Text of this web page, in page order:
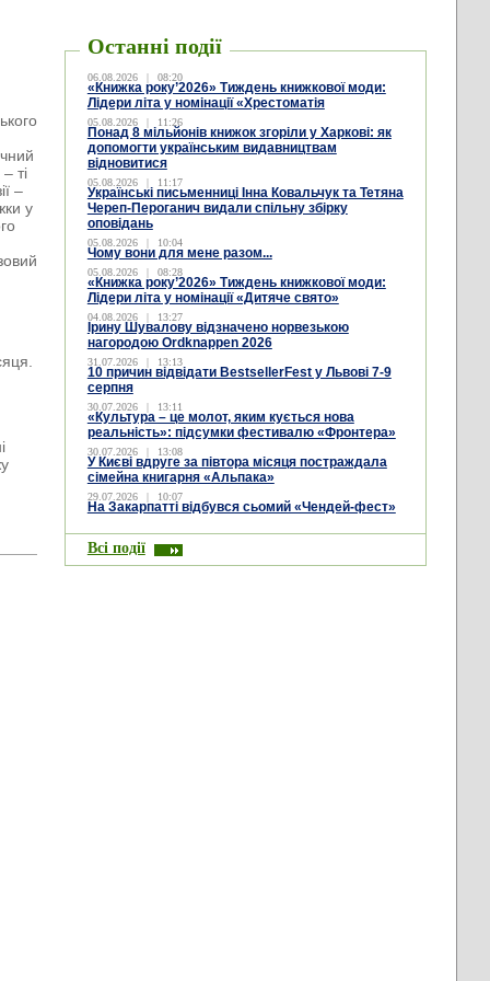
ті
–
у
Останні події
06.08.2026 | 08:20
«Книжка року’2026» Тиждень книжкової моди:
Лідери літа у номінації «Хрестоматія
05.08.2026 | 11:26
Понад 8 мільйонів книжок згоріли у Харкові: як
допомогти українським видавництвам
відновитися
05.08.2026 | 11:17
Українські письменниці Інна Ковальчук та Тетяна
Череп-Пероганич видали спільну збірку
оповідань
05.08.2026 | 10:04
Чому вони для мене разом...
05.08.2026 | 08:28
«Книжка року’2026» Тиждень книжкової моди:
Лідери літа у номінації «Дитяче свято»
04.08.2026 | 13:27
Ірину Шувалову відзначено норвезькою
нагородою Ordknappen 2026
31.07.2026 | 13:13
10 причин відвідати BestsellerFest у Львові 7-9
серпня
30.07.2026 | 13:11
«Культура – це молот, яким кується нова
реальність»: підсумки фестивалю «Фронтера»
30.07.2026 | 13:08
У Києві вдруге за півтора місяця постраждала
сімейна книгарня «Альпака»
29.07.2026 | 10:07
На Закарпатті відбувся сьомий «Чендей-фест»
Всі події